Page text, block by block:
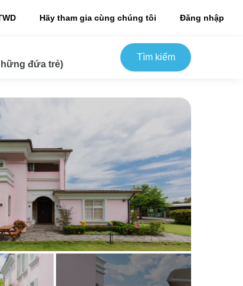
Hãy tham gia cùng chúng tôi Đăng nhập
đứa trẻ)
Tìm kiếm